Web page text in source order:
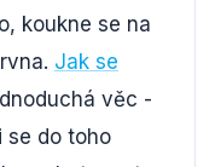
koukne se na
Jak se
věc -
se do toho